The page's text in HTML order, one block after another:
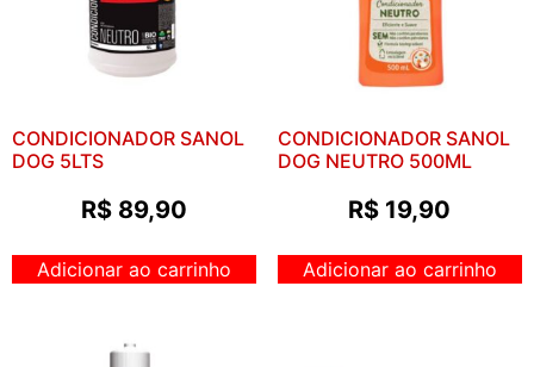
CONDICIONADOR SANOL
DOG 5LTS
R$ 89,90
Adicionar ao carrinho
CONDICIONADOR SANOL
DOG NEUTRO 500ML
R$ 19,90
Adicionar ao carrinho